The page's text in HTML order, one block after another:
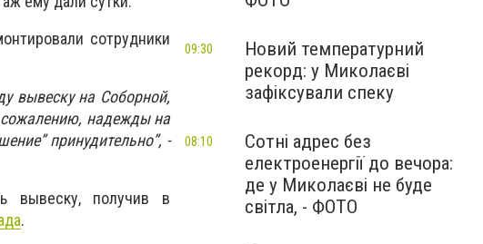
сотрудники
вывеску на Соборной,
надежды на
принудительно”, -
вывеску, получив в
.
Новий температурний
рекорд: у Миколаєві
зафіксували спеку
09:30
Сотні адрес без
електроенергії до вечора:
де у Миколаєві не буде
світла, - ФОТО
08:10